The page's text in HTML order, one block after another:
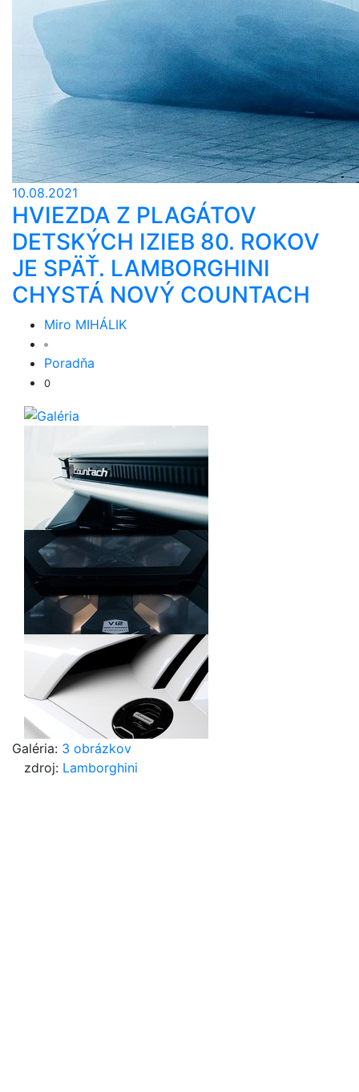
10.08.2021
HVIEZDA Z PLAGÁTOV
DETSKÝCH IZIEB 80. ROKOV
JE SPÄŤ. LAMBORGHINI
CHYSTÁ NOVÝ COUNTACH
Miro MIHÁLIK
Poradňa
0
Galéria: 3 obrázkov
zdroj: Lamborghini